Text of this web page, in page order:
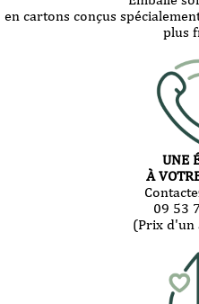
en cartons conçus
plus
UNE
À
09 53
(Prix d'un